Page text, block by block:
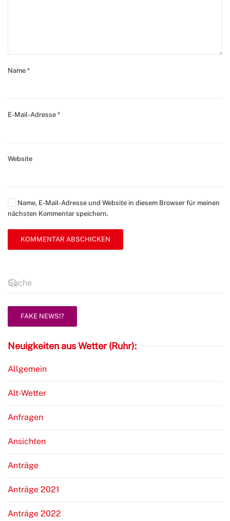
Name *
E-Mail-Adresse *
Website
Name, E-Mail-Adresse und Website in diesem Browser für meinen
nächsten Kommentar speichern.
KOMMENTAR ABSCHICKEN
FAKE NEWS!?
Neuigkeiten aus Wetter (Ruhr):
Allgemein
Alt-Wetter
Anfragen
Ansichten
Anträge
Anträge 2021
Anträge 2022